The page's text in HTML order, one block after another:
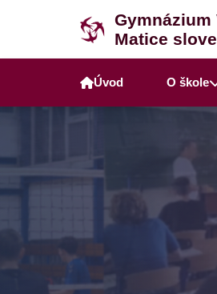
Gymnázium
Matice
Úvod O škole